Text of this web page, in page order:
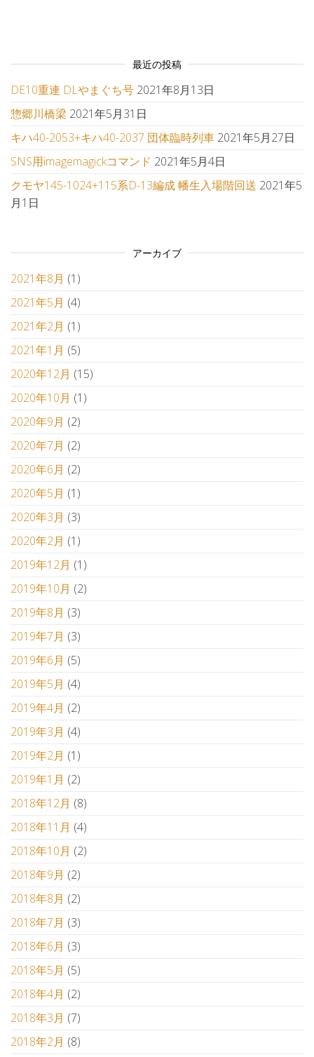
最近の投稿
DE10重連 DLやまぐち号 2021年8月13日
惣郷川橋梁 2021年5月31日
キハ40-2053+キハ40-2037 団体臨時列車 2021年5月27日
SNS用imagemagickコマンド 2021年5月4日
クモヤ145-1024+115系D-13編成 幡生入場階回送 2021年5
月1日
アーカイブ
2021年8月 (1)
2021年5月 (4)
2021年2月 (1)
2021年1月 (5)
2020年12月 (15)
2020年10月 (1)
2020年9月 (2)
2020年7月 (2)
2020年6月 (2)
2020年5月 (1)
2020年3月 (3)
2020年2月 (1)
2019年12月 (1)
2019年10月 (2)
2019年8月 (3)
2019年7月 (3)
2019年6月 (5)
2019年5月 (4)
2019年4月 (2)
2019年3月 (4)
2019年2月 (1)
2019年1月 (2)
2018年12月 (8)
2018年11月 (4)
2018年10月 (2)
2018年9月 (2)
2018年8月 (2)
2018年7月 (3)
2018年6月 (3)
2018年5月 (5)
2018年4月 (2)
2018年3月 (7)
2018年2月 (8)